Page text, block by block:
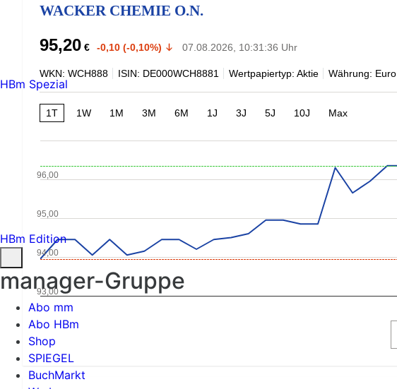
WACKER CHEMIE O.N.
95,20 € -0,10 (-0,10%) 07.08.2026, 10:31:36 Uhr
WKN: WCH888 ISIN: DE000WCH8881 Wertpapiertyp: Aktie Währung: Euro
1T 1W 1M 3M 6M 1J 3J 5J 10J Max
93,00
94,00
95,00
96,00
HBm Spezial
HBm Edition
manager-Gruppe
Abo mm
Abo HBm
Shop
SPIEGEL
BuchMarkt